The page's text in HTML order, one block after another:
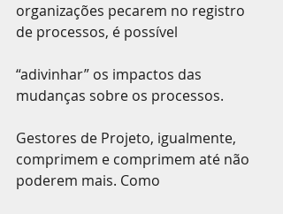
organizações pecarem no registro
de processos, é possível
“adivinhar” os impactos das
mudanças sobre os processos.
Gestores de Projeto, igualmente,
comprimem e comprimem até não
poderem mais. Como